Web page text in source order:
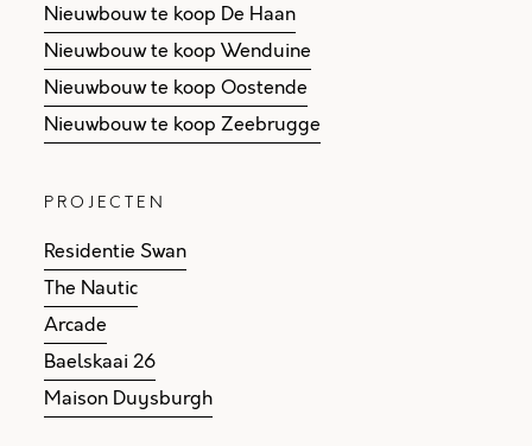
Nieuwbouw te koop De Haan
Nieuwbouw te koop Wenduine
Nieuwbouw te koop Oostende
Nieuwbouw te koop Zeebrugge
PROJECTEN
Residentie Swan
The Nautic
Arcade
Baelskaai 26
Maison Duysburgh